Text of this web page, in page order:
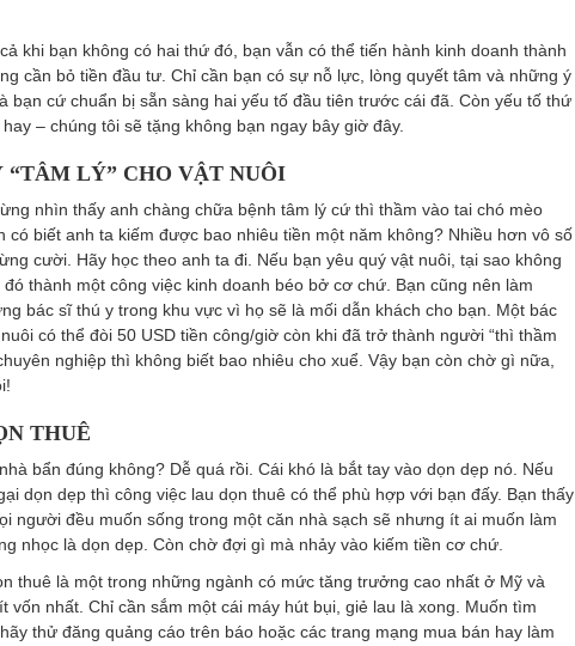
khi bạn không có hai thứ đó, bạn vẫn có thể tiến hành kinh doanh thành
cần bỏ tiền đầu tư. Chỉ cần bạn có sự nỗ lực, lòng quyết tâm và những ý
bạn cứ chuẩn bị sẵn sàng hai yếu tố đầu tiên trước cái đã. Còn yếu tố thứ
– chúng tôi sẽ tặng không bạn ngay bây giờ đây.
“TÂM LÝ” CHO VẬT NUÔI
nhìn thấy anh chàng chữa bệnh tâm lý cứ thì thầm vào tai chó mèo
có biết anh ta kiếm được bao nhiêu tiền một năm không? Nhiều hơn vô số
cười. Hãy học theo anh ta đi. Nếu bạn yêu quý vật nuôi, tại sao không
đó thành một công việc kinh doanh béo bở cơ chứ. Bạn cũng nên làm
bác sĩ thú y trong khu vực vì họ sẽ là mối dẫn khách cho bạn. Một bác
có thể đòi 50 USD tiền công/giờ còn khi đã trở thành người “thì thầm
nghiệp thì không biết bao nhiêu cho xuể. Vậy bạn còn chờ gì nữa,
THUÊ
bẩn đúng không? Dễ quá rồi. Cái khó là bắt tay vào dọn dẹp nó. Nếu
dọn dẹp thì công việc lau dọn thuê có thể phù hợp với bạn đấy. Bạn thấy
người đều muốn sống trong một căn nhà sạch sẽ nhưng ít ai muốn làm
nhọc là dọn dẹp. Còn chờ đợi gì mà nhảy vào kiếm tiền cơ chứ.
thuê là một trong những ngành có mức tăng trưởng cao nhất ở Mỹ và
vốn nhất. Chỉ cần sắm một cái máy hút bụi, giẻ lau là xong. Muốn tìm
thử đăng quảng cáo trên báo hoặc các trang mạng mua bán hay làm